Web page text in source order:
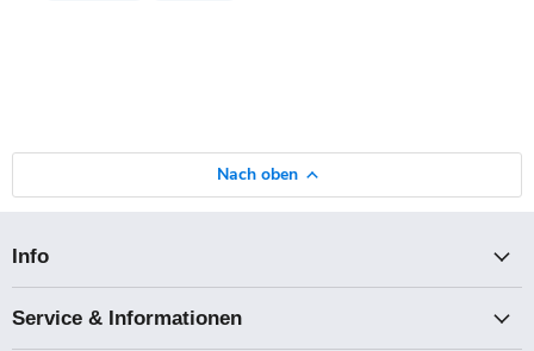
Nach oben
Info
Service & Informationen